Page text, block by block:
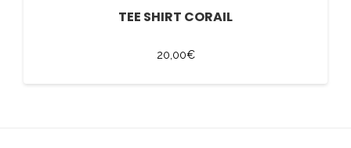
TEE SHIRT CORAIL
20,00€